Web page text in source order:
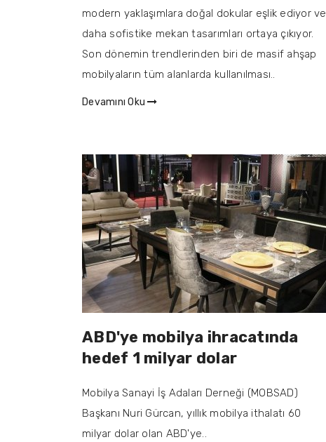
modern yaklaşımlara doğal dokular eşlik ediyor ve
daha sofistike mekan tasarımları ortaya çıkıyor.
Son dönemin trendlerinden biri de masif ahşap
mobilyaların tüm alanlarda kullanılması..
Devamını Oku
ABD'ye mobilya ihracatında
hedef 1 milyar dolar
Mobilya Sanayi İş Adaları Derneği (MOBSAD)
Başkanı Nuri Gürcan, yıllık mobilya ithalatı 60
milyar dolar olan ABD'ye..